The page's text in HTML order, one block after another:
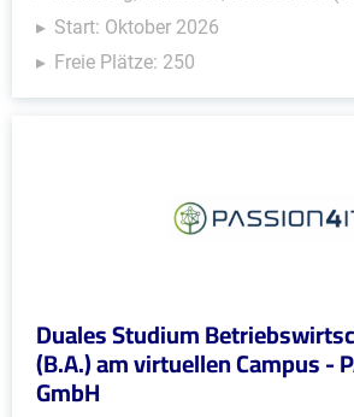
Start: Oktober 2026
Freie Plätze: 250
Duales Studium
(B.A.) am virtuellen Campus -
GmbH